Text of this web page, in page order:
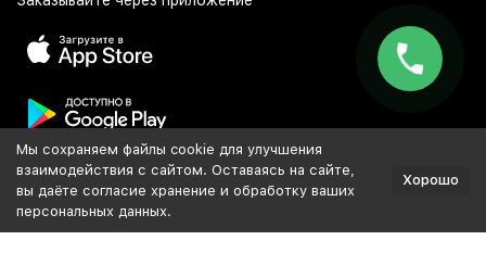
Популярное
Мы сохраняем файлы cookie для улучшения
взаимодействия с сайтом. Оставаясь на сайте,
вы даёте согласие хранение и обработку ваших
персональных данных.
Хорошо